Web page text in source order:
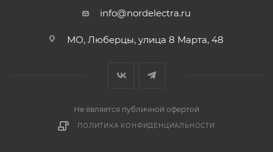
info@nordelectra.ru
МО, Люберцы, улица 8 Марта, 48
Не является публичной офертой
ПОЛИТИКА КОНФИДЕНЦИАЛЬНОСТИ